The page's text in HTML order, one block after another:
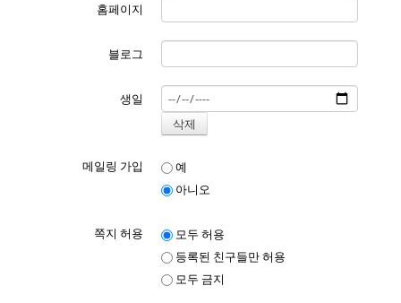
홈페이지
블로그
생일
메일링 가입
예
아니오
쪽지 허용
모두 허용
등록된 친구들만 허용
모두 금지